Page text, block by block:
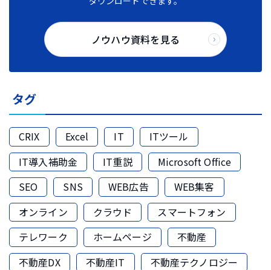
ノウハウ資料を見る
タグ
CRIX Excel IT
ITツール
IT導入補助金
IT重説
Microsoft Office
SEO
SNS WEB広告
WEB集客
オンライン
クラウド
スマートフォン
テレワーク
ホームページ
不動産
不動産DX
不動産IT
不動産テクノロジー